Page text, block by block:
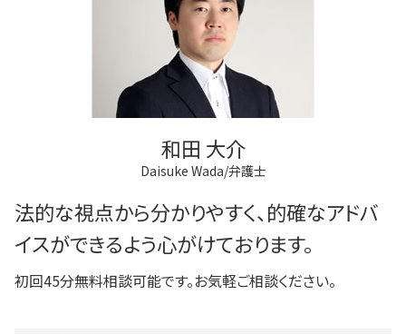
和田 大介
Daisuke Wada/弁護士
法的な視点から分かりやすく、的確なアドバ
イスができるよう心がけております。
初回45分無料相談可能です。お気軽ご相談ください。